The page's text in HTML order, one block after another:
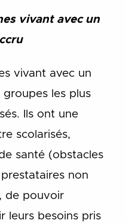
vivant avec un
vivant avec un
les plus
Ils ont une
scolarisés,
santé (obstacles
non
de pouvoir
leurs besoins pris